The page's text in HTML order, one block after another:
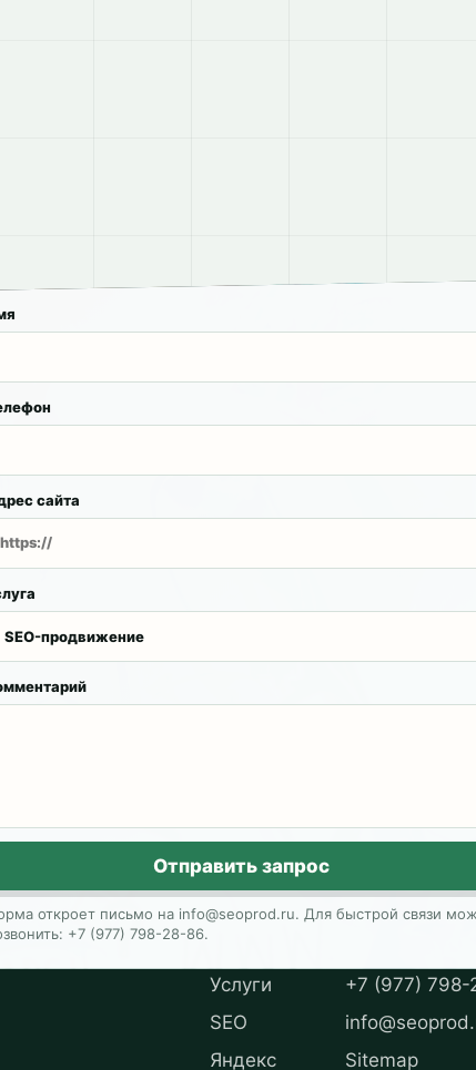
сайта
Отправить запрос
откроет письмо на info@seoprod.ru. Для быстрой связи
+7 (977) 798-28-86.
Услуги
SEO
Яндекс
+7 (977) 798-
Sitemap